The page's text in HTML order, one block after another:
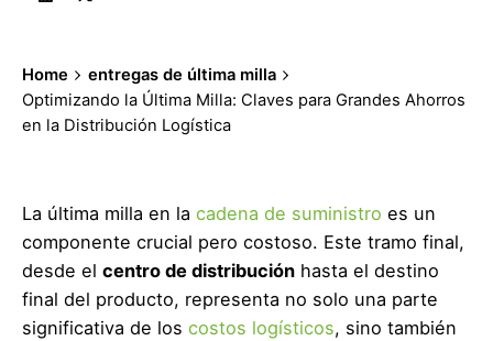
Home
entregas de última milla
Optimizando la Última Milla: Claves para Grandes Ahorros
en la Distribución Logística
La última milla en la cadena de suministro es un
componente crucial pero costoso. Este tramo final,
desde el centro de distribución hasta el destino
final del producto, representa no solo una parte
significativa de los costos logísticos, sino también